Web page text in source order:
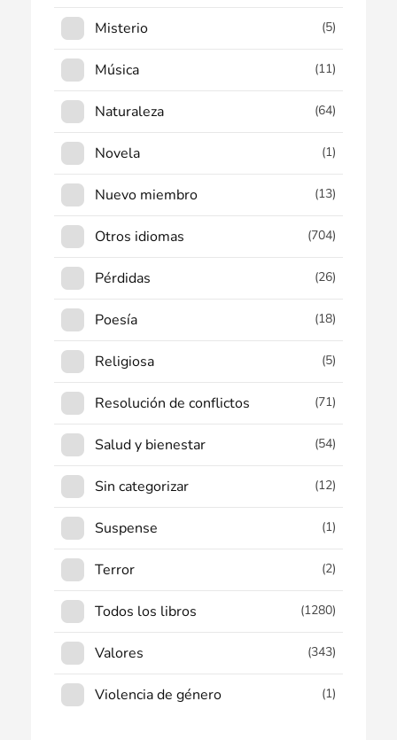
Misterio (5)
Música (11)
Naturaleza (64)
Novela (1)
Nuevo miembro (13)
Otros idiomas (704)
Pérdidas (26)
Poesía (18)
Religiosa (5)
Resolución de conflictos (71)
Salud y bienestar (54)
Sin categorizar (12)
Suspense (1)
Terror (2)
Todos los libros (1280)
Valores (343)
Violencia de género (1)